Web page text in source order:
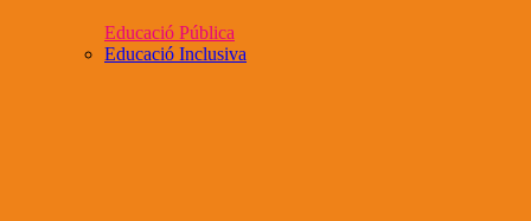
Educació Pública
Educació Inclusiva